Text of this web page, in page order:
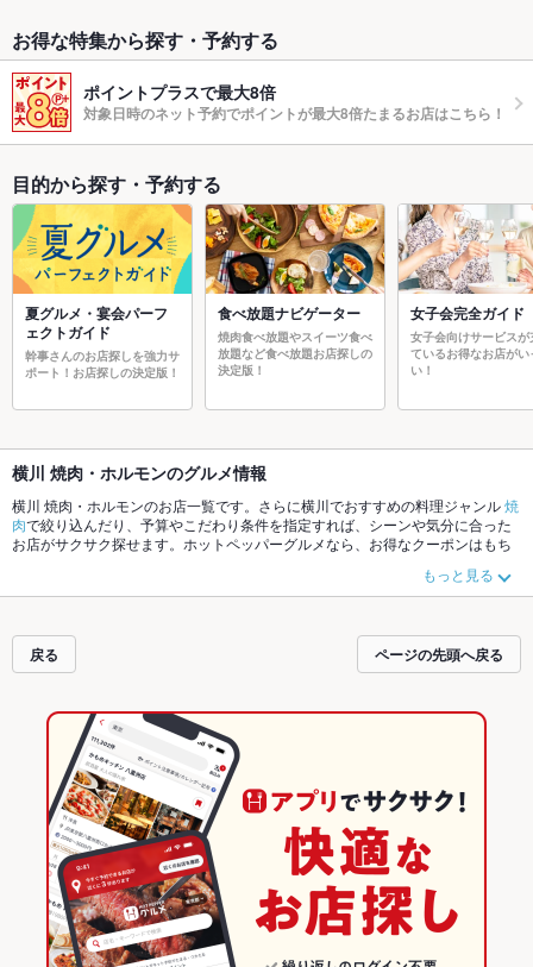
お得な特集から探す・予約する
ポイントプラスで最大8倍
対象日時のネット予約でポイントが最大8倍たまるお店はこちら！
目的から探す・予約する
夏グルメ・宴会パーフ
ェクトガイド
幹事さんのお店探しを強力サ
ポート！お店探しの決定版！
食べ放題ナビゲーター
焼肉食べ放題やスイーツ食べ
放題など食べ放題お店探しの
決定版！
女子会完全ガイド
女子会向けサービスが
ているお得なお店がい
い！
横川 焼肉・ホルモンのグルメ情報
横川 焼肉・ホルモンのお店一覧です。さらに横川でおすすめの料理ジャンル焼
肉で絞り込んだり、予算やこだわり条件を指定すれば、シーンや気分に合った
お店がサクサク探せます。ホットペッパーグルメなら、お得なクーポンはもち
新情報をご紹介しているので安心！24時間使える簡単便利なネット予約が使え
るお店も拡大中です。友達どうしの飲み会にも、会社の宴会にも、デートやパ
もっと見る
戻る ページの先頭へ戻る